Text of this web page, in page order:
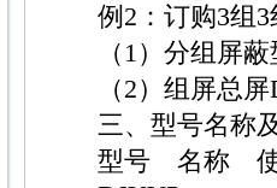
例2：订购3组3
（1）分组屏蔽
（2）组屏总屏
三、型号名称
型号 名称 使